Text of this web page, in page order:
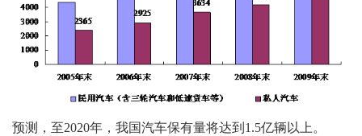
预测，至2020年，我国汽车保有量将达到1.5亿辆以上。